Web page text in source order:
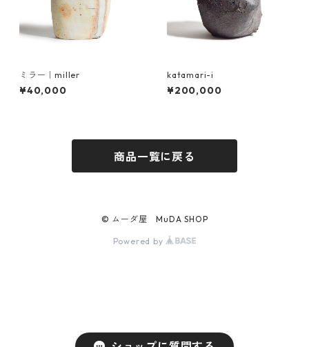
ミラー｜miller
¥40,000
katamari-i
¥200,000
商品一覧に戻る
© ムーダ屋 MuDA SHOP
Powered by